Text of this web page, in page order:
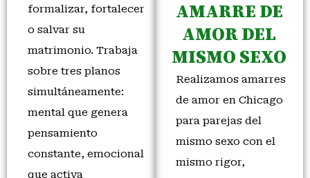
formalizar, fortalecer
o salvar su
matrimonio. Trabaja
sobre tres planos
simultáneamente:
mental que genera
pensamiento
constante, emocional
que activa
AMARRE DE
AMOR DEL
MISMO SEXO
Realizamos amarres
de amor en Chicago
para parejas del
mismo sexo con el
mismo rigor,